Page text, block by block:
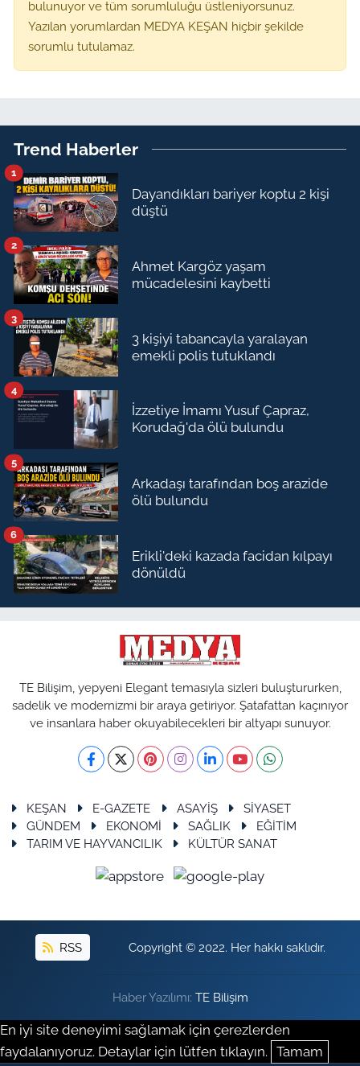
bulunuyor ve tüm sorumluluğu üstleniyorsunuz.
Yazılan yorumlardan MEDYA KEŞAN hiçbir şekilde
sorumlu tutulamaz.
Trend Haberler
Dayandıkları bariyer koptu 2 kişi
düştü
1
Ahmet Kargöz yaşam
mücadelesini kaybetti
2
3 kişiyi tabancayla yaralayan
emekli polis tutuklandı
3
İzzetiye İmamı Yusuf Çapraz,
Korudağ'da ölü bulundu
4
Arkadaşı tarafından boş arazide
ölü bulundu
5
Erikli'deki kazada facidan kılpayı
dönüldü
6
TE Bilişim, yepyeni Elegant temasıyla sizleri buluştururken,
sadelik ve modernizmi bir araya getiriyor. Şatafattan kaçınıyor
ve insanlara haber okuyabilecekleri bir altyapı sunuyor.
KEŞAN E-GAZETE ASAYİŞ
SİYASET
GÜNDEM
EKONOMİ SAĞLIK
EĞİTİM
TARIM VE HAYVANCILIK
KÜLTÜR SANAT
RSS Copyright © 2022. Her hakkı saklıdır.
Haber Yazılımı: TE Bilişim
En iyi site deneyimi sağlamak için çerezlerden
faydalanıyoruz. Detaylar için lütfen tıklayın. Tamam